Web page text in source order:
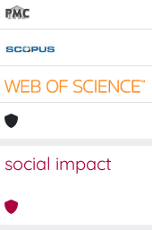
social impact